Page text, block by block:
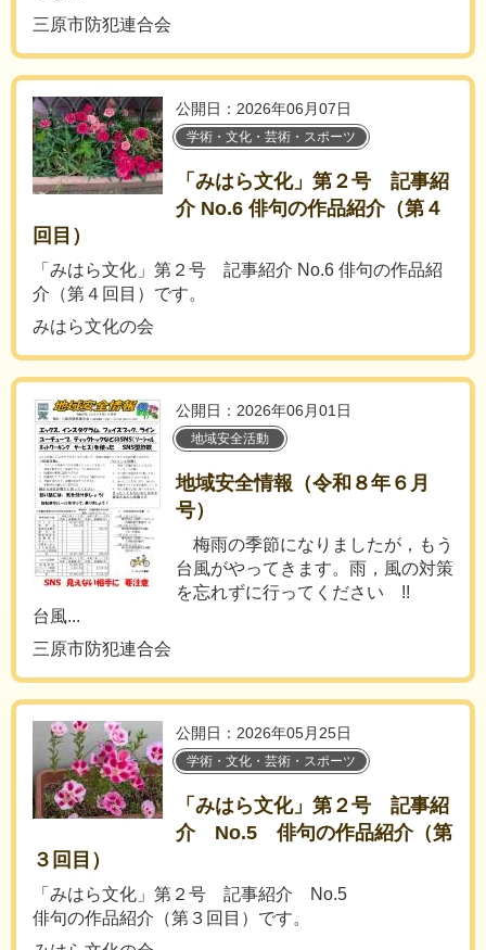
三原市防犯連合会
公開日：2026年06月07日
学術・文化・芸術・スポーツ
「みはら文化」第２号 記事紹
介 No.6 俳句の作品紹介（第４
回目）
「みはら文化」第２号 記事紹介 No.6 俳句の作品紹
介（第４回目）です。
みはら文化の会
公開日：2026年06月01日
地域安全活動
地域安全情報（令和８年６月
号）
梅雨の季節になりましたが，もう
台風がやってきます。雨，風の対策
を忘れずに行ってください !!
台風...
三原市防犯連合会
公開日：2026年05月25日
学術・文化・芸術・スポーツ
「みはら文化」第２号 記事紹
介 No.5 俳句の作品紹介（第
３回目）
「みはら文化」第２号 記事紹介 No.5
俳句の作品紹介（第３回目）です。